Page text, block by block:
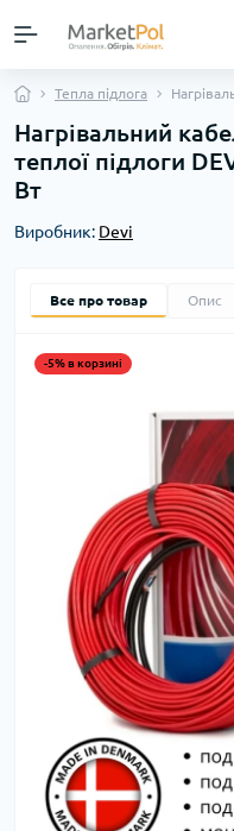
Тепла підлога
Нагрівальний
теплої підлоги
Вт
Виробник: Devi
Все про товар Опис
-5% в корзині